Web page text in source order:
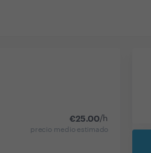
€25.00/h
precio medio estimado